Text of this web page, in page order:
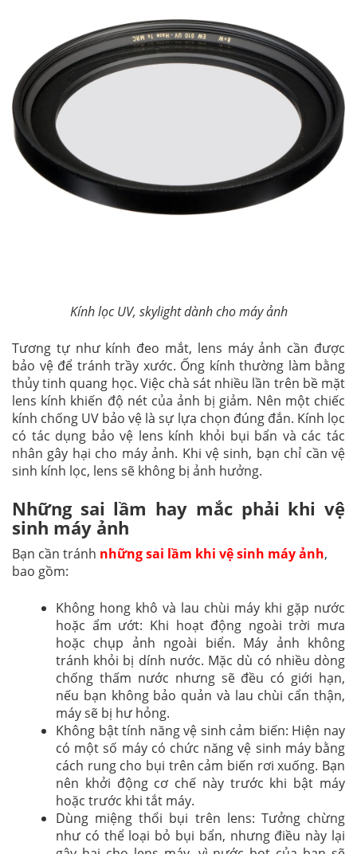
Kính lọc UV, skylight dành cho máy ảnh
Tương tự như kính đeo mắt, lens máy ảnh cần được
bảo vệ để tránh trầy xước. Ống kính thường làm bằng
thủy tinh quang học. Việc chà sát nhiều lần trên bề mặt
lens kính khiến độ nét của ảnh bị giảm. Nên một chiếc
kính chống UV bảo vệ là sự lựa chọn đúng đắn. Kính lọc
có tác dụng bảo vệ lens kính khỏi bụi bẩn và các tác
nhân gây hại cho máy ảnh. Khi vệ sinh, bạn chỉ cần vệ
sinh kính lọc, lens sẽ không bị ảnh hưởng.
Những sai lầm hay mắc phải khi vệ
sinh máy ảnh
Bạn cần tránh những sai lầm khi vệ sinh máy ảnh,
bao gồm:
Không hong khô và lau chùi máy khi gặp nước
hoặc ẩm ướt: Khi hoạt động ngoài trời mưa
hoặc chụp ảnh ngoài biển. Máy ảnh không
tránh khỏi bị dính nước. Mặc dù có nhiều dòng
chống thấm nước nhưng sẽ đều có giới hạn,
nếu bạn không bảo quản và lau chùi cẩn thận,
máy sẽ bị hư hỏng.
Không bật tính năng vệ sinh cảm biến: Hiện nay
có một số máy có chức năng vệ sinh máy bằng
cách rung cho bụi trên cảm biến rơi xuống. Bạn
nên khởi động cơ chế này trước khi bật máy
hoặc trước khi tắt máy.
Dùng miệng thổi bụi trên lens: Tưởng chừng
như có thể loại bỏ bụi bẩn, nhưng điều này lại